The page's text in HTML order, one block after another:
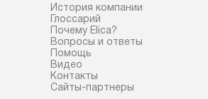
История компании
Глоссарий
Почему Elica?
Вопросы и ответы
Помощь
Видео
Контакты
Сайты-партнеры